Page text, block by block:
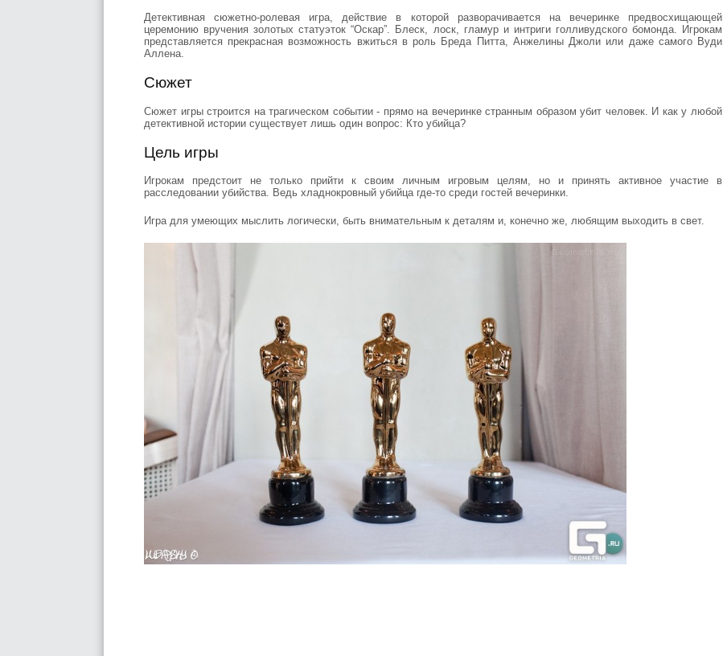
Детективная сюжетно-ролевая игра, действие в которой разворачивается на вечеринке предвосхищающей
церемонию вручения золотых статуэток “Оскар”. Блеск, лоск, гламур и интриги голливудского бомонда. Игрокам
представляется прекрасная возможность вжиться в роль Бреда Питта, Анжелины Джоли или даже самого Вуди
Аллена.
Сюжет
Сюжет игры строится на трагическом событии - прямо на вечеринке странным образом убит человек. И как у любой
детективной истории существует лишь один вопрос: Кто убийца?
Цель игры
Игрокам предстоит не только прийти к своим личным игровым целям, но и принять активное участие в
расследовании убийства. Ведь хладнокровный убийца где-то среди гостей вечеринки.
Игра для умеющих мыслить логически, быть внимательным к деталям и, конечно же, любящим выходить в свет.